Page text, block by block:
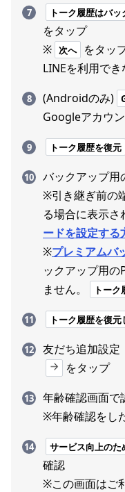
トーク履歴はバ
をタップ
※ 次へ
をタッ
LINEを利用で
(Androidのみ)
Googleアカウ
トーク履歴を復元
バックアップ用
※引き継ぎ前の
る場合に表示さ
ードを設定する
※プレミアムバ
ックアップ用の
ません。
トー
トーク履歴を復
友だち追加設定
をタップ
年齢確認画面で
※年齢確認をし
サービス向上の
確認
※この画面はご